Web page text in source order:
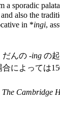
a sporadic
also the
in *ingi,
んの -ing の
によっては
The Cambridge